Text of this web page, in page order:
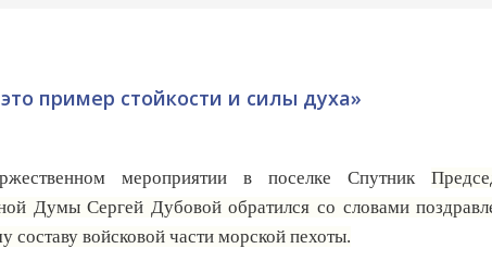
пример стойкости и силы духа»
мероприятии в поселке Спутник
Думы Сергей Дубовой обратился со словами
составу войсковой части морской пехоты.